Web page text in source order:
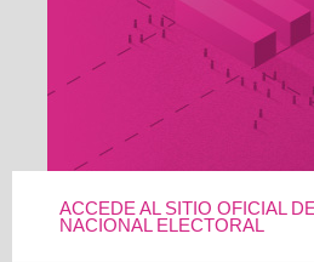
ACCEDE AL SITIO OFICIAL
NACIONAL ELECTORAL